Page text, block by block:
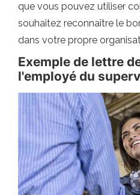
que vous pouvez utiliser
souhaitez reconnaître le
dans votre propre
Exemple de lettre
l'employé du